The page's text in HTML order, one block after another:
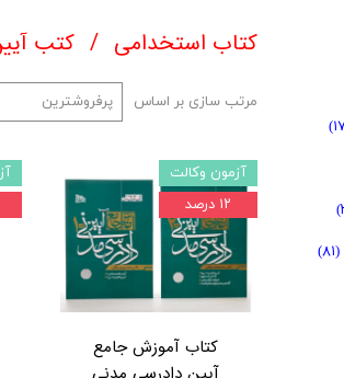
کتاب استخدامی کتب
مرتب سازی بر اساس پرفروشترین
کتاب آموزش جامع
آزمون وکالت
۱۲ درصد
(۸۱)